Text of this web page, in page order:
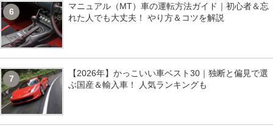
6
マニュアル（MT）車の運転方法ガイド｜初心者＆忘
れた人でも大丈夫！ やり方＆コツを解説
7
【2026年】かっこいい車ベスト30｜独断と偏見で選
ぶ国産＆輸入車！ 人気ランキングも